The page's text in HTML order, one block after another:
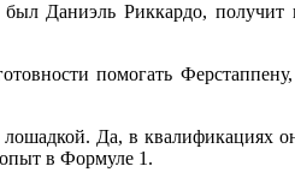
Даниэль Риккардо, получит
помогать
Да, в квалификациях
в Формуле 1.